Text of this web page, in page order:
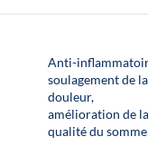
Anti-
soulagement de la
douleur,
amélioration de la
qualité du